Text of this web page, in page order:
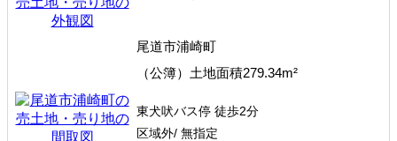
尾道市浦崎町
（公簿）土地面積279.34m²
東犬吠バス停 徒歩2分
区域外/ 無指定